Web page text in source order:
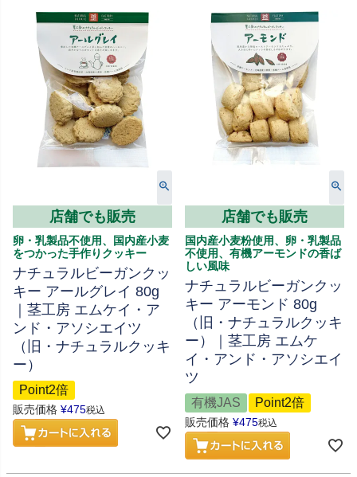
店舗でも販売
卵・乳製品不使用、国内産小麦
をつかった手作りクッキー
ナチュラルビーガンクッ
キー アールグレイ 80g
｜茎工房 エムケイ・ア
ンド・アソシエイツ
（旧・ナチュラルクッキ
ー）
Point2倍
販売価格 ¥475税込
店舗でも販売
国内産小麦粉使用、卵・乳製品
不使用、有機アーモンドの香ば
しい風味
ナチュラルビーガンクッ
キー アーモンド 80g
（旧・ナチュラルクッキ
ー）｜茎工房 エムケ
イ・アンド・アソシエイ
ツ
有機JAS Point2倍
販売価格 ¥475税込